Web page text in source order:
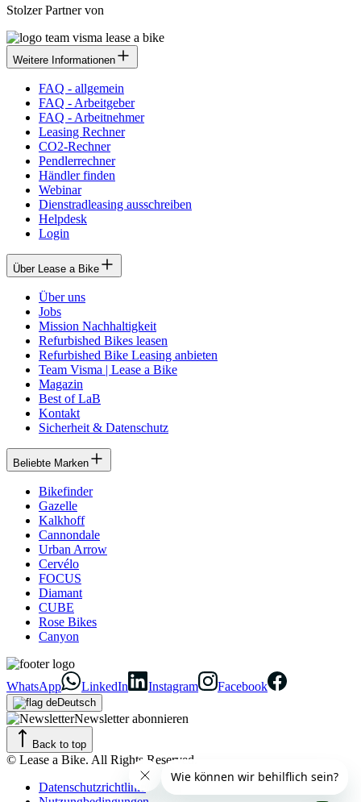
Stolzer Partner von
Weitere Informationen
FAQ - allgemein
FAQ - Arbeitgeber
FAQ - Arbeitnehmer
Leasing Rechner
CO2-Rechner
Pendlerrechner
Händler finden
Webinar
Dienstradleasing ausschreiben
Helpdesk
Login
Über Lease a Bike
Über uns
Jobs
Mission Nachhaltigkeit
Refurbished Bikes leasen
Refurbished Bike Leasing anbieten
Team Visma | Lease a Bike
Magazin
Best of LaB
Kontakt
Sicherheit & Datenschutz
Beliebte Marken
Bikefinder
Gazelle
Kalkhoff
Cannondale
Urban Arrow
Cervélo
FOCUS
Diamant
CUBE
Rose Bikes
Canyon
WhatsApp LinkedIn Instagram Facebook
Deutsch
Newsletter abonnieren
Back to top
© Lease a Bike. All Rights Reserved.
Datenschutzrichtlinie